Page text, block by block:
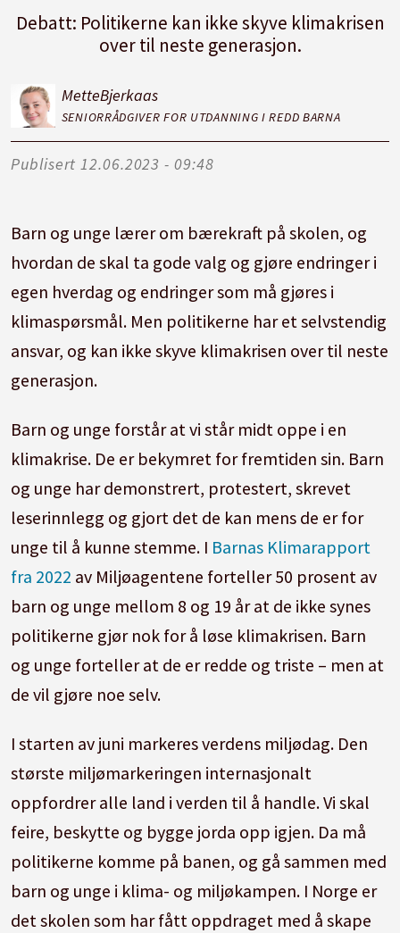
Debatt: Politikerne kan ikke skyve klimakrisen
over til neste generasjon.
MetteBjerkaas
SENIORRÅDGIVER FOR UTDANNING I REDD BARNA
Publisert 12.06.2023 - 09:48
Barn og unge lærer om bærekraft på skolen, og
hvordan de skal ta gode valg og gjøre endringer i
egen hverdag og endringer som må gjøres i
klimaspørsmål. Men politikerne har et selvstendig
ansvar, og kan ikke skyve klimakrisen over til neste
generasjon.
Barn og unge forstår at vi står midt oppe i en
klimakrise. De er bekymret for fremtiden sin. Barn
og unge har demonstrert, protestert, skrevet
leserinnlegg og gjort det de kan mens de er for
unge til å kunne stemme. I Barnas Klimarapport
fra 2022 av Miljøagentene forteller 50 prosent av
barn og unge mellom 8 og 19 år at de ikke synes
politikerne gjør nok for å løse klimakrisen. Barn
og unge forteller at de er redde og triste – men at
de vil gjøre noe selv.
I starten av juni markeres verdens miljødag. Den
største miljømarkeringen internasjonalt
oppfordrer alle land i verden til å handle. Vi skal
feire, beskytte og bygge jorda opp igjen. Da må
politikerne komme på banen, og gå sammen med
barn og unge i klima- og miljøkampen. I Norge er
det skolen som har fått oppdraget med å skape